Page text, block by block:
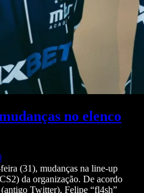
no elenco
(31), mudanças na line-up
da organização. De acordo
Twitter), Felipe “fl4sh”